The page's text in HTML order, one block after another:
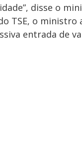
disse o
TSE, o
entrada de